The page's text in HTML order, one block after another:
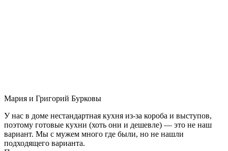
Мария и Григорий Бурковы
У нас в доме нестандартная кухня из-за короба и выступов,
поэтому готовые кухни (хоть они и дешевле) — это не наш
вариант. Мы с мужем много где были, но не нашли
подходящего варианта.